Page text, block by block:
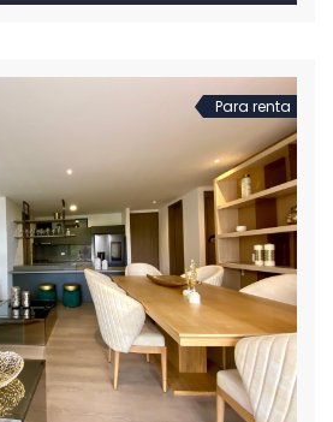
Para renta